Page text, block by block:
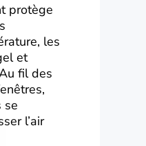
protège
les
et
fil des
se
l’air